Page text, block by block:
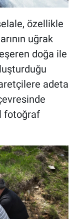
özellikle
uğrak
doğa ile
adeta
fotoğraf